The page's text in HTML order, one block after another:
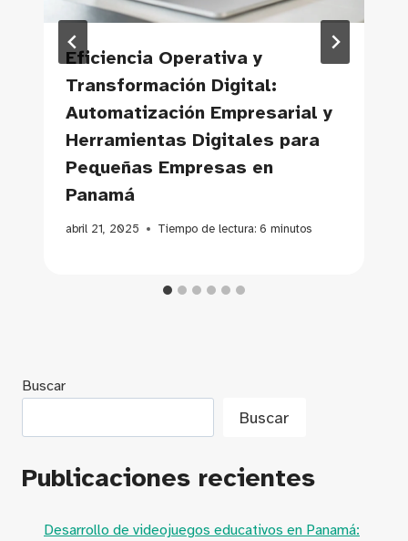
Eficiencia Operativa y
Transformación Digital:
Automatización Empresarial y
Herramientas Digitales para
Pequeñas Empresas en
Panamá
abril 21, 2025 Tiempo de lectura: 6 minutos
Buscar
Buscar
Publicaciones recientes
Desarrollo de videojuegos educativos en Panamá: